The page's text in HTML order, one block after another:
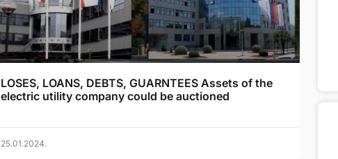
LOSES, LOANS, DEBTS, GUARNTEES Assets of the
electric utility company could be auctioned
25.01.2024.